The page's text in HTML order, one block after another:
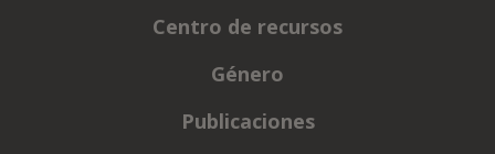
Centro de recursos
Género
Publicaciones